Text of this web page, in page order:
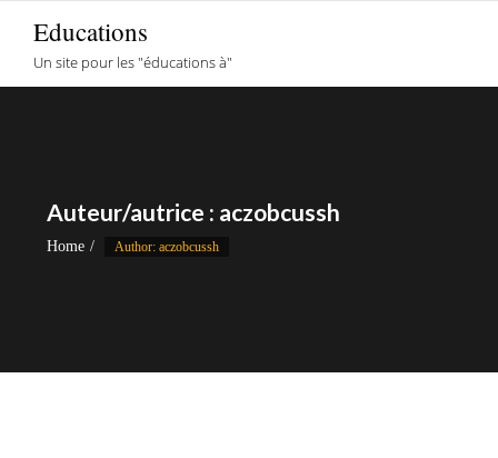
content
Educations
Un site pour les "éducations à"
Auteur/autrice : aczobcussh
Home Author: aczobcussh